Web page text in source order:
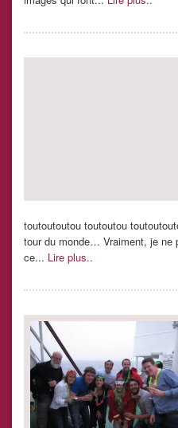
toutoutoutou toutoutou
tour du monde… Vraiment, je ne
ce... Lire plus..